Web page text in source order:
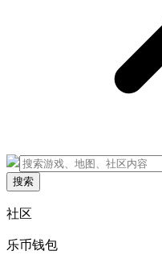
搜索
社区
乐币钱包